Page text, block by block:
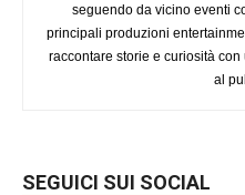
seguendo da vicino eventi
principali produzioni
raccontare storie e curiosità
al
SEGUICI SUI SOCIAL